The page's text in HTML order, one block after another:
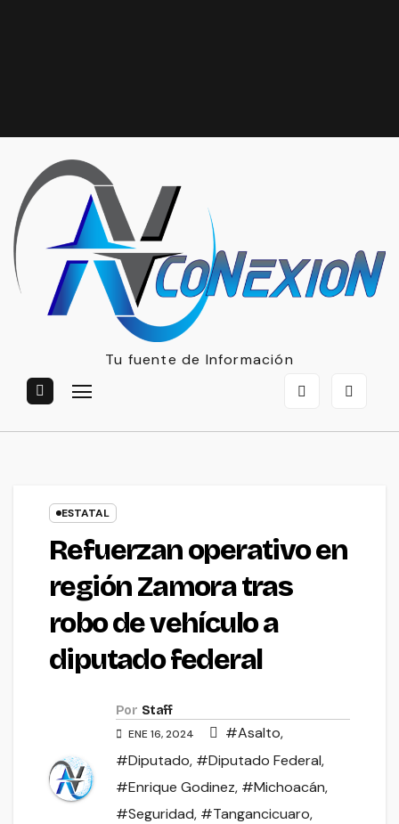
Tu fuente de Información
ESTATAL
Refuerzan operativo en
región Zamora tras
robo de vehículo a
diputado federal
Por Staff
ENE 16, 2024 #Asalto,
#Diputado, #Diputado Federal,
#Enrique Godinez, #Michoacán,
#Seguridad, #Tangancicuaro,